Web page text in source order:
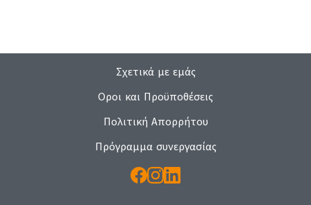
Σχετικά με εμάς
Οροι και Προϋποθέσεις
Πολιτική Απορρήτου
Πρόγραμμα συνεργασίας